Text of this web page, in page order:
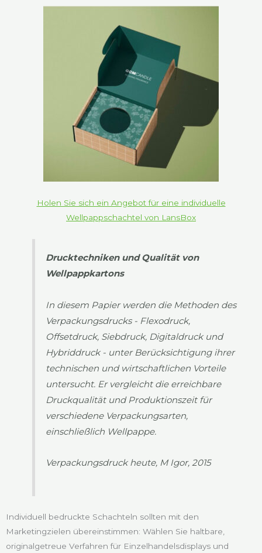
Holen Sie sich ein Angebot für eine individuelle
Wellpappschachtel von LansBox
Drucktechniken und Qualität von
Wellpappkartons
In diesem Papier werden die Methoden des
Verpackungsdrucks - Flexodruck,
Offsetdruck, Siebdruck, Digitaldruck und
Hybriddruck - unter Berücksichtigung ihrer
technischen und wirtschaftlichen Vorteile
untersucht. Er vergleicht die erreichbare
Druckqualität und Produktionszeit für
verschiedene Verpackungsarten,
einschließlich Wellpappe.
Verpackungsdruck heute, M Igor, 2015
Individuell bedruckte Schachteln sollten mit den
Marketingzielen übereinstimmen: Wählen Sie haltbare,
originalgetreue Verfahren für Einzelhandelsdisplays und